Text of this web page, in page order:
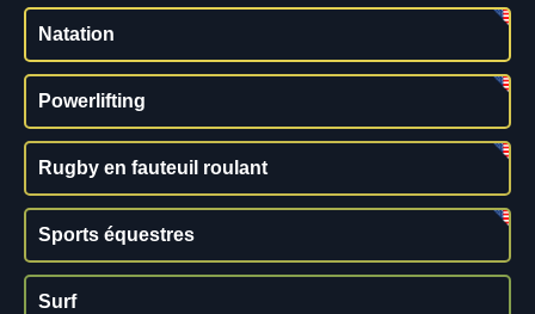
Natation
Powerlifting
Rugby en fauteuil roulant
Sports équestres
Surf